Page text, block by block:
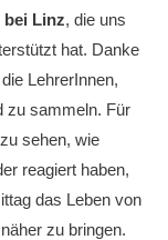
bei Linz, die uns
hat. Danke
LehrerInnen,
zu sammeln. Für
sehen, wie
reagiert haben,
das Leben von
zu bringen.